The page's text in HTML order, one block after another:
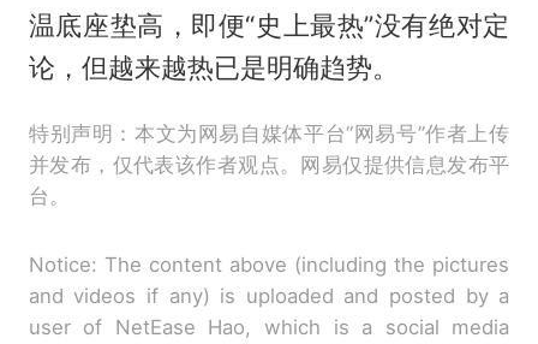
温底座垫高，即便“史上最热”没有绝对定
论，但越来越热已是明确趋势。
特别声明：本文为网易自媒体平台“网易号”作者上传
并发布，仅代表该作者观点。网易仅提供信息发布平
台。
Notice: The content above (including the pictures
and videos if any) is uploaded and posted by a
user of NetEase Hao, which is a social media